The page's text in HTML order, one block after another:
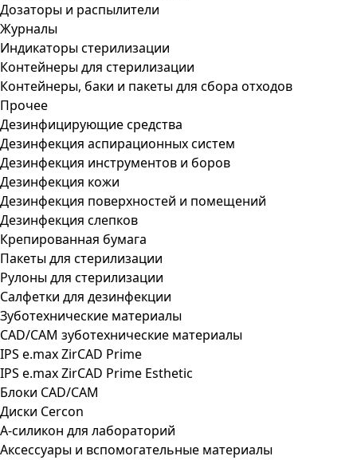
Дозаторы и распылители
Журналы
Индикаторы стерилизации
Контейнеры для стерилизации
Контейнеры, баки и пакеты для сбора отходов
Прочее
Дезинфицирующие средства
Дезинфекция аспирационных систем
Дезинфекция инструментов и боров
Дезинфекция кожи
Дезинфекция поверхностей и помещений
Дезинфекция слепков
Крепированная бумага
Пакеты для стерилизации
Рулоны для стерилизации
Салфетки для дезинфекции
Зуботехнические материалы
CAD/CAM зуботехнические материалы
IPS e.max ZirCAD Prime
IPS e.max ZirCAD Prime Esthetic
Блоки CAD/CAM
Диски Cercon
А-силикон для лабораторий
Аксессуары и вспомогательные материалы